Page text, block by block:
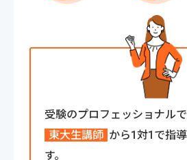
受験のプロフェッショナル
東大生講師 から1対1で指
す。